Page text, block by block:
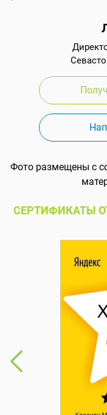
Фото размещены с
СЕРТИФИКАТЫ